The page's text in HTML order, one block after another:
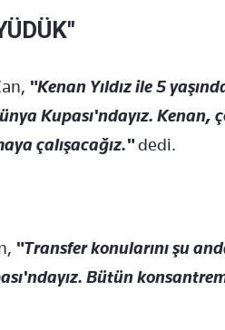
"Kenan Yıldız ile 5
Kupası'ndayız. Kenan,
çalışacağız."dedi.
"Transfer konularını şu
Bütün